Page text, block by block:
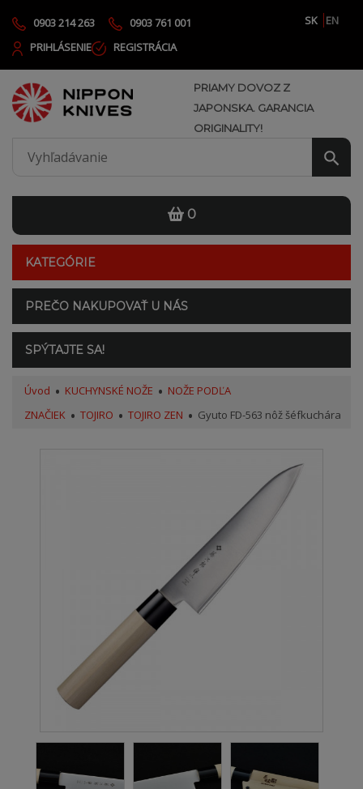
0903 214 263 0903 761 001 SK
EN
PRIHLÁSENIE
REGISTRÁCIA
PRIAMY DOVOZ Z
JAPONSKA. GARANCIA
ORIGINALITY!
0
KATEGÓRIE
PREČO NAKUPOVAŤ U NÁS
SPÝTAJTE SA!
Úvod KUCHYNSKÉ NOŽE
NOŽE PODĽA
ZNAČIEK
TOJIRO TOJIRO ZEN Gyuto FD-563 nôž šéfkuchára